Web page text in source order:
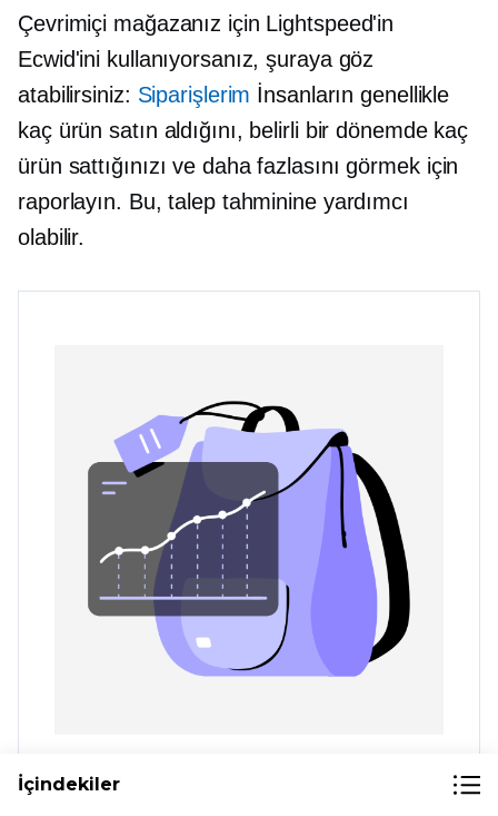
Çevrimiçi mağazanız için Lightspeed'in
Ecwid'ini kullanıyorsanız, şuraya göz
atabilirsiniz: Siparişlerim İnsanların genellikle
kaç ürün satın aldığını, belirli bir dönemde kaç
ürün sattığınızı ve daha fazlasını görmek için
raporlayın. Bu, talep tahminine yardımcı
olabilir.
Talep Tahmini: Stok Tükenmesini ve Aşırı
Stoklamayı Önleme Stratejileri
İçindekiler